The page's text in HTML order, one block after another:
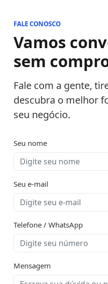
FALE CONOSCO
Vamos
sem
Fale com a gente,
descubra o melhor
seu negócio.
Seu nome
Seu e-mail
Telefone / WhatsApp
Mensagem